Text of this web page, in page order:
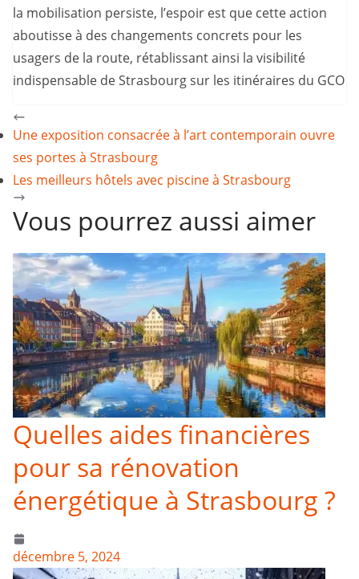
la mobilisation persiste, l’espoir est que cette action
aboutisse à des changements concrets pour les
usagers de la route, rétablissant ainsi la visibilité
indispensable de Strasbourg sur les itinéraires du GCO
Une exposition consacrée à l’art contemporain ouvre
ses portes à Strasbourg
Les meilleurs hôtels avec piscine à Strasbourg
Vous pourrez aussi aimer
Quelles aides financières
pour sa rénovation
énergétique à Strasbourg ?
décembre 5, 2024